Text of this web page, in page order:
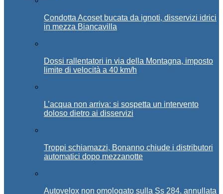
Condotta Acoset bucata da ignoti, disservizi idrici
in mezza Biancavilla
Dossi rallentatori in via della Montagna, imposto
limite di velocità a 40 km/h
L’acqua non arriva: si sospetta un intervento
doloso dietro ai disservizi
Troppi schiamazzi, Bonanno chiude i distributori
automatici dopo mezzanotte
Autovelox non omologato sulla Ss 284, annullata